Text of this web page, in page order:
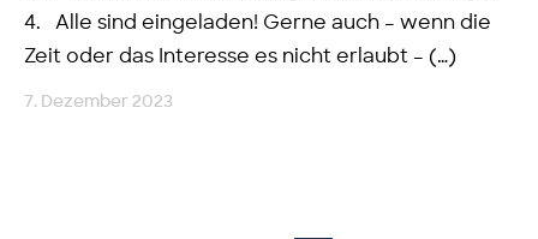
4. Alle sind eingeladen! Gerne auch – wenn die
Zeit oder das Interesse es nicht erlaubt – (…)
7. Dezember 2023